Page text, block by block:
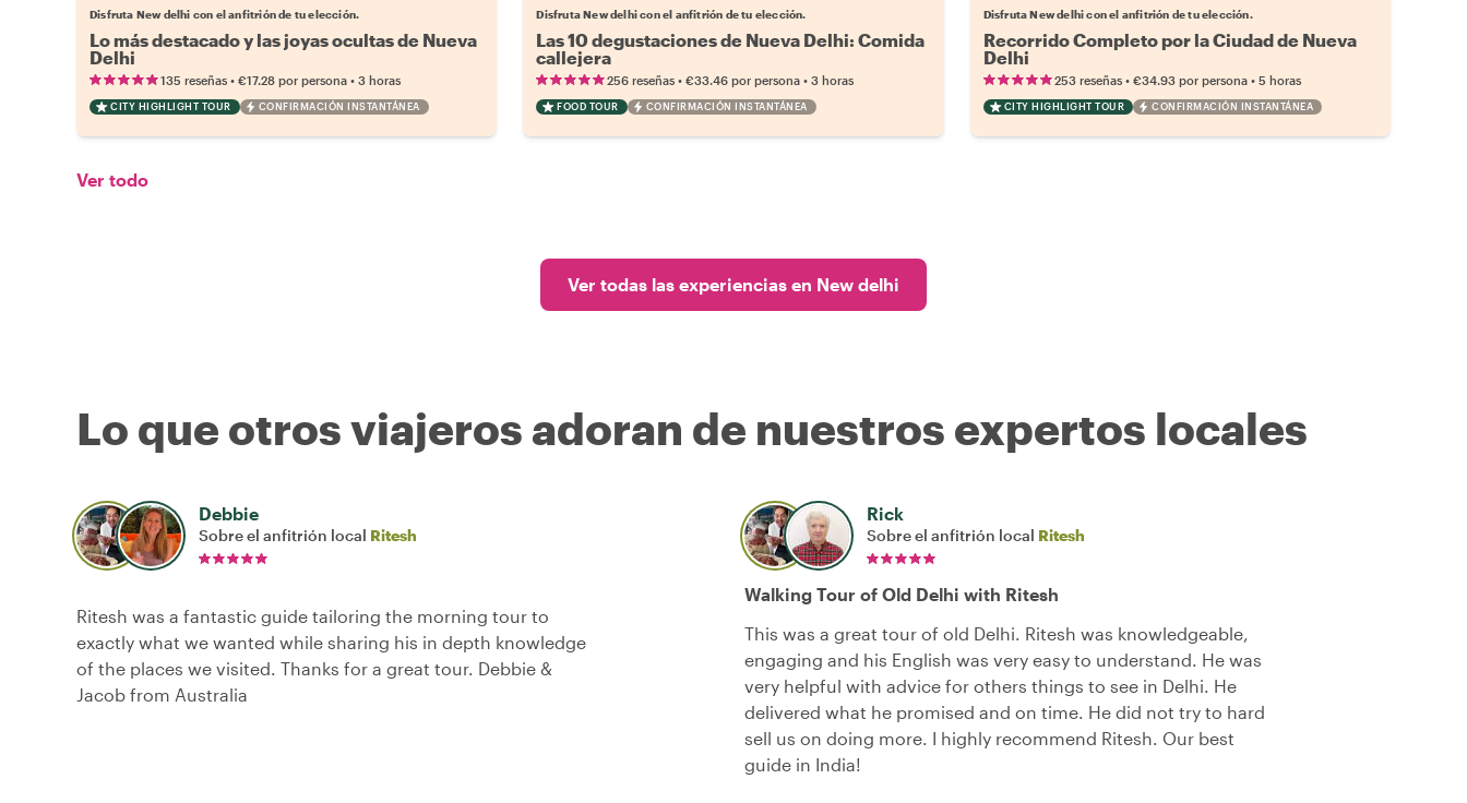
Disfruta New delhi con el anfitrión de tu elección.
Lo más destacado y las joyas ocultas de Nueva
Delhi
135 reseñas • €17.28 por persona • 3 horas
CITY HIGHLIGHT TOUR CONFIRMACIÓN INSTANTÁNEA
Disfruta New delhi con el anfitrión de tu elección.
Las 10 degustaciones de Nueva Delhi: Comida
callejera
256 reseñas •€33.46 por persona •3 horas
FOOD TOUR CONFIRMACIÓN INSTANTÁNEA
Disfruta New delhi con el anfitrión de tu elección.
Recorrido Completo por la Ciudad de Nueva
Delhi
253 reseñas• €34.93 por persona• 5 horas
CITY HIGHLIGHT TOUR CONFIRMACIÓN INSTANTÁNEA
Ver todo
Ver todas las experiencias en New delhi
Lo que otros viajeros adoran de nuestros expertos locales
Debbie
Sobre el anfitrión local Ritesh
Ritesh was a fantastic guide tailoring the morning tour to
exactly what we wanted while sharing his in depth knowledge
of the places we visited. Thanks for a great tour. Debbie &
Jacob from Australia
Rick
Sobre el anfitrión local Ritesh
Walking Tour of Old Delhi with Ritesh
This was a great tour of old Delhi. Ritesh was knowledgeable,
engaging and his English was very easy to understand. He was
very helpful with advice for others things to see in Delhi. He
delivered what he promised and on time. He did not try to hard
sell us on doing more. I highly recommend Ritesh. Our best
guide in India!